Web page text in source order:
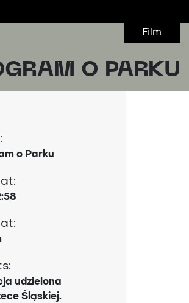
Film
O PARKU
o Parku
udzielona
Śląskiej.